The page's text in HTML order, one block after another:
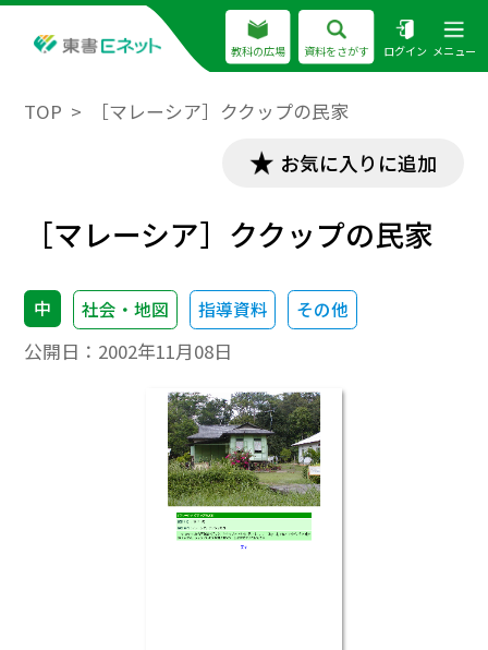
教科の広場 資料をさがす ログイン メニュー
TOP ［マレーシア］ククップの民家
お気に入りに追加
［マレーシア］ククップの民家
中 社会・地図 指導資料 その他
公開日： 2002年11月08日